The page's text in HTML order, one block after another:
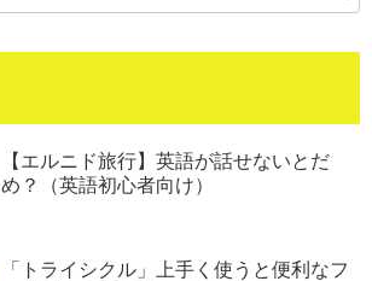
【エルニド旅行】英語が話せないとだ
め？（英語初心者向け）
「トライシクル」上手く使うと便利なフ